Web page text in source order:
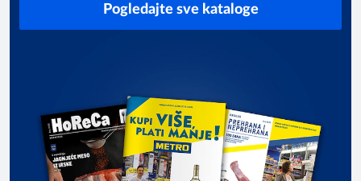
Pogledajte sve kataloge